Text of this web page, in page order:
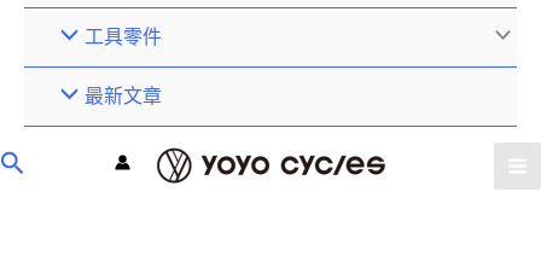
工具零件
最新文章